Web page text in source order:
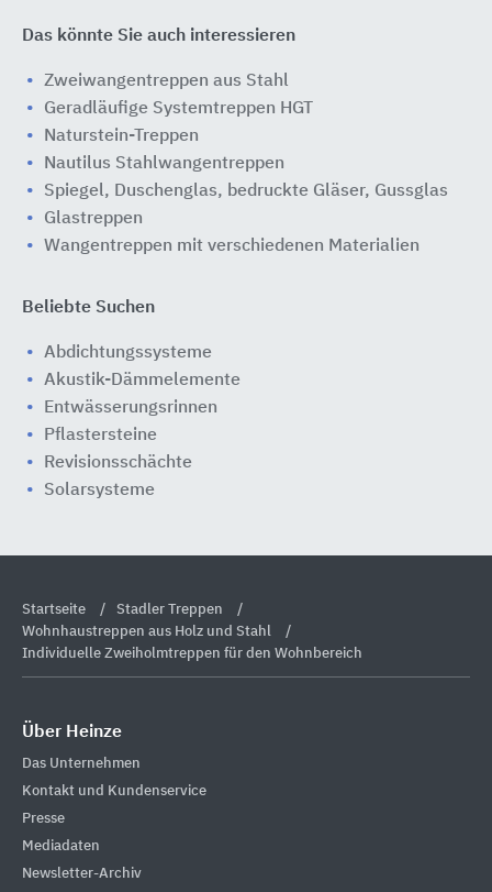
Das könnte Sie auch interessieren
Zweiwangentreppen aus Stahl
Geradläufige Systemtreppen HGT
Naturstein-Treppen
Nautilus Stahlwangentreppen
Spiegel, Duschenglas, bedruckte Gläser, Gussglas
Glastreppen
Wangentreppen mit verschiedenen Materialien
Beliebte Suchen
Abdichtungssysteme
Akustik-Dämmelemente
Entwässerungsrinnen
Pflastersteine
Revisionsschächte
Solarsysteme
Startseite
Stadler Treppen
Wohnhaustreppen aus Holz und Stahl
Individuelle Zweiholmtreppen für den Wohnbereich
Über Heinze
Das Unternehmen
Kontakt und Kundenservice
Presse
Mediadaten
Newsletter-Archiv